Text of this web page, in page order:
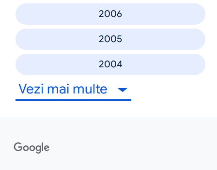
2006
2005
2004
Vezi mai multe